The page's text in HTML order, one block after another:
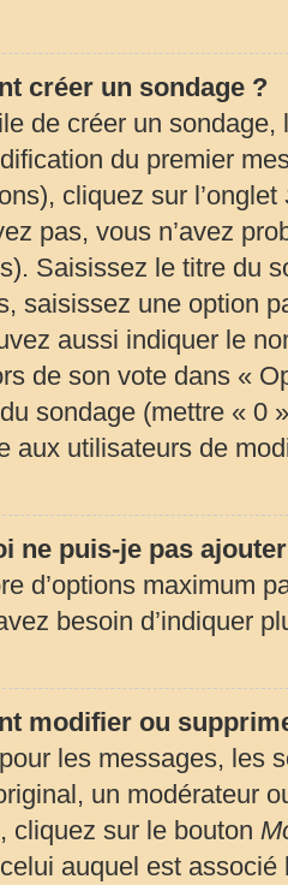
créer un sondage ?
de créer un sondage,
du premier
cliquez sur l’onglet
pas, vous n’avez
Saisissez le titre du
saisissez une option
aussi indiquer le
de son vote dans «
sondage (mettre « 0
aux utilisateurs de
ne puis-je pas
d’options maximum
besoin d’indiquer
modifier ou
les messages, les
un modérateur
cliquez sur le bouton
auquel est associé